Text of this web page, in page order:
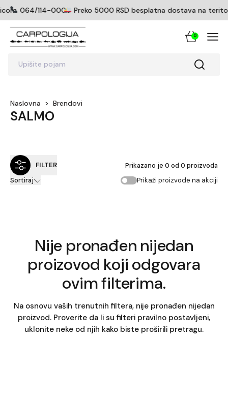
064/114-0005Preko 5000 RSD besplatna dostava na
Upišite pojam
0
Naslovna > Brendovi
SALMO
FILTER Prikazano je 0 od 0 proizvoda
Sortiraj
Prikaži proizvode na akciji
Nije pronađen nijedan
proizovod koji odgovara
ovim filterima.
Na osnovu vaših trenutnih filtera, nije pronađen nijedan
proizvod. Proverite da li su filteri pravilno postavljeni,
uklonite neke od njih kako biste proširili pretragu.